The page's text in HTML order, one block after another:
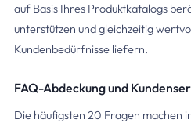
auf Basis Ihres Produktkatalogs
unterstützen und gleichzeitig
Kundenbedürfnisse liefern.
FAQ-Abdeckung und
Die häufigsten 20 Fragen machen